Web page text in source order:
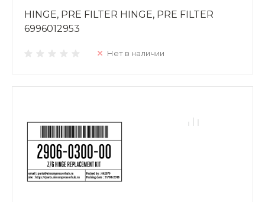
HINGE, PRE FILTER HINGE, PRE FILTER
6996012953
Нет в наличии